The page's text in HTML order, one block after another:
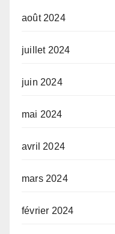
août 2024
juillet 2024
juin 2024
mai 2024
avril 2024
mars 2024
février 2024